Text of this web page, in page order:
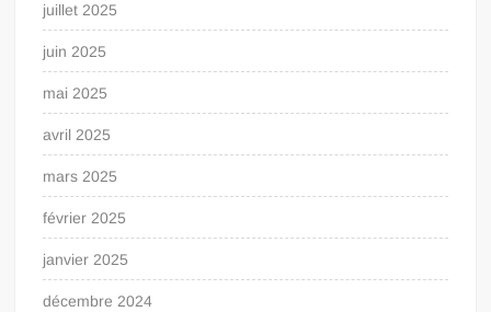
juillet 2025
juin 2025
mai 2025
avril 2025
mars 2025
février 2025
janvier 2025
décembre 2024